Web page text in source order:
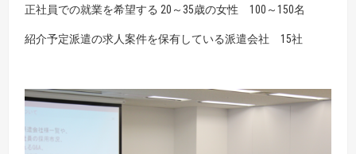
正社員での就業を希望する 20～35歳の女性 100～150名
紹介予定派遣の求人案件を保有している派遣会社 15社